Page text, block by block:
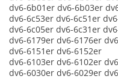
dv6-6b01er dv6-6b03er
dv6-6c53er dv6-6c51er
dv6-6c05er dv6-6c31er
dv6-6179er dv6-6176er
dv6-6151er dv6-6152er
dv6-6103er dv6-6102er
dv6-6030er dv6-6029er